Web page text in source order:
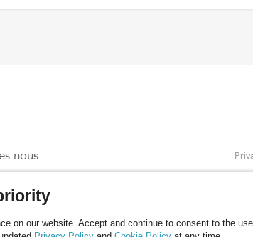
nous
on our website. Accept and continue to consent to the